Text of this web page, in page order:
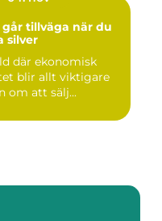
går tillväga när du
silver
där ekonomisk
blir allt viktigare
om att sälj...